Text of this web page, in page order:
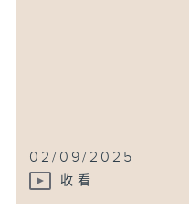
02/09/2025
收看